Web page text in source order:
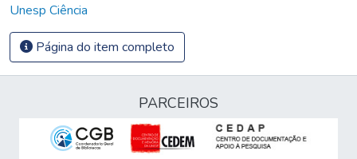
Unesp Ciência
Página do item completo
PARCEIROS